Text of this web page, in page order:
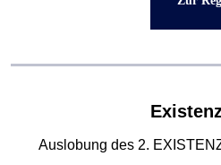
Auslobung des 2.